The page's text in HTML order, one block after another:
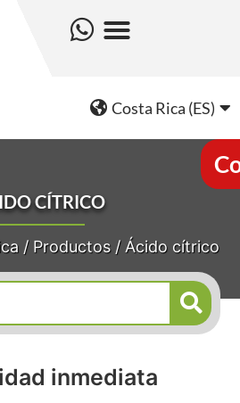
Costa Rica (ES)
CÍTRICO
/ Productos/ Ácido cítrico
inmediata